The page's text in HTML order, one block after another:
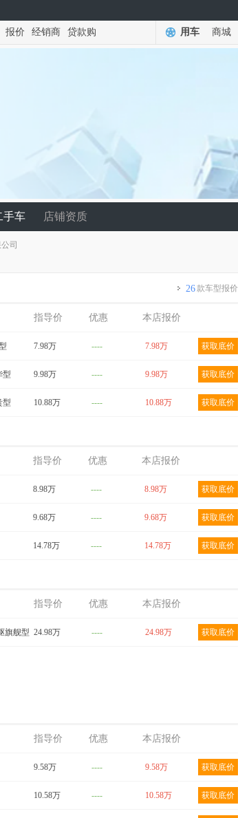
报价 经销商 贷款购 用车 商城
手车 店铺资质
司
26款车型报价
指导价 优惠 本店报价
7.98万 ---- 7.98万 获取底价
型 9.98万 ---- 9.98万 获取底价
型 10.88万 ---- 10.88万 获取底价
指导价 优惠 本店报价
8.98万 ---- 8.98万 获取底价
9.68万 ---- 9.68万 获取底价
14.78万 ---- 14.78万 获取底价
指导价 优惠 本店报价
旗舰型 24.98万 ---- 24.98万 获取底价
指导价 优惠 本店报价
9.58万 ---- 9.58万 获取底价
10.58万 ---- 10.58万 获取底价